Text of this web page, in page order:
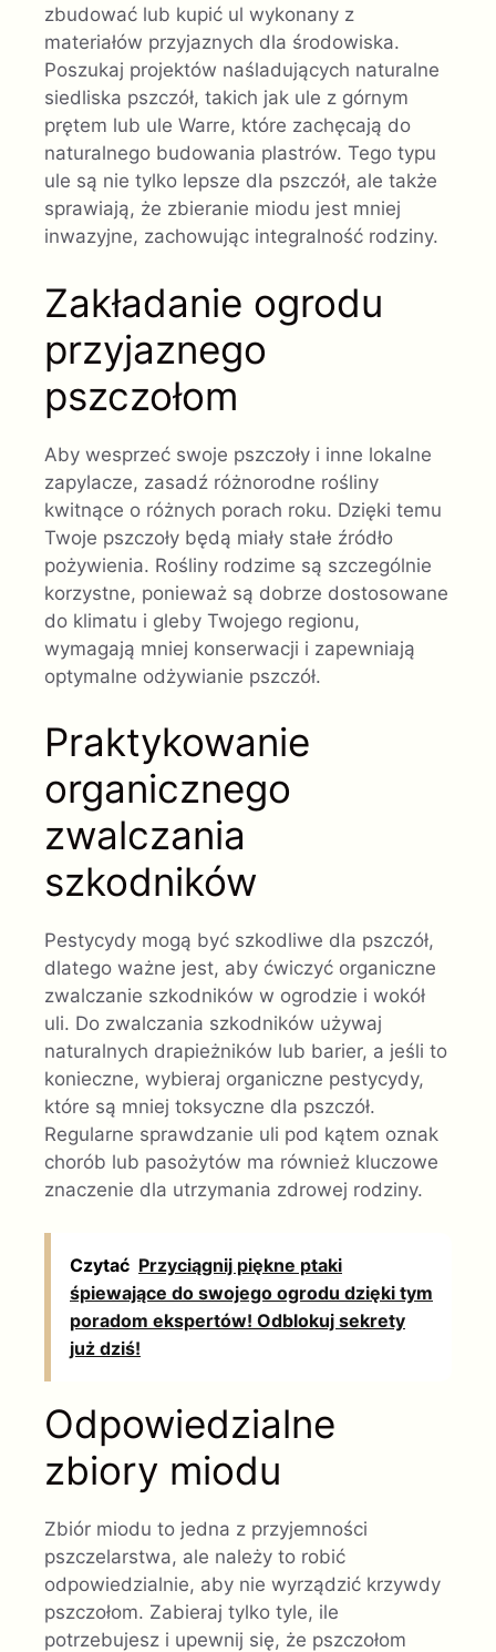
zbudować lub kupić ul wykonany z
materiałów przyjaznych dla środowiska.
Poszukaj projektów naśladujących naturalne
siedliska pszczół, takich jak ule z górnym
prętem lub ule Warre, które zachęcają do
naturalnego budowania plastrów. Tego typu
ule są nie tylko lepsze dla pszczół, ale także
sprawiają, że zbieranie miodu jest mniej
inwazyjne, zachowując integralność rodziny.
Zakładanie ogrodu
przyjaznego
pszczołom
Aby wesprzeć swoje pszczoły i inne lokalne
zapylacze, zasadź różnorodne rośliny
kwitnące o różnych porach roku. Dzięki temu
Twoje pszczoły będą miały stałe źródło
pożywienia. Rośliny rodzime są szczególnie
korzystne, ponieważ są dobrze dostosowane
do klimatu i gleby Twojego regionu,
wymagają mniej konserwacji i zapewniają
optymalne odżywianie pszczół.
Praktykowanie
organicznego
zwalczania
szkodników
Pestycydy mogą być szkodliwe dla pszczół,
dlatego ważne jest, aby ćwiczyć organiczne
zwalczanie szkodników w ogrodzie i wokół
uli. Do zwalczania szkodników używaj
naturalnych drapieżników lub barier, a jeśli to
konieczne, wybieraj organiczne pestycydy,
które są mniej toksyczne dla pszczół.
Regularne sprawdzanie uli pod kątem oznak
chorób lub pasożytów ma również kluczowe
znaczenie dla utrzymania zdrowej rodziny.
Czytać Przyciągnij piękne ptaki
śpiewające do swojego ogrodu dzięki tym
poradom ekspertów! Odblokuj sekrety
już dziś!
Odpowiedzialne
zbiory miodu
Zbiór miodu to jedna z przyjemności
pszczelarstwa, ale należy to robić
odpowiedzialnie, aby nie wyrządzić krzywdy
pszczołom. Zabieraj tylko tyle, ile
potrzebujesz i upewnij się, że pszczołom